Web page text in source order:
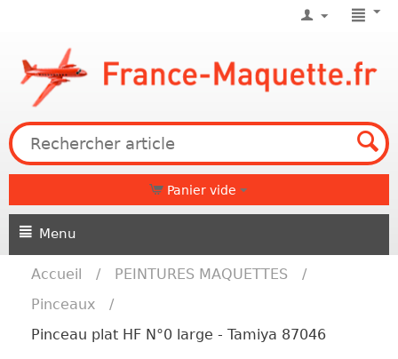
Panier vide
Menu
Accueil / PEINTURES MAQUETTES
/
Pinceaux
/
Pinceau plat HF N°0 large - Tamiya 87046